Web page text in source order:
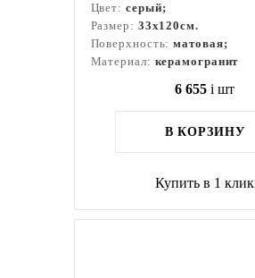
Цвет: серый;
Размер: 33x120см.
Поверхность:матовая;
Материал: керамогранит
6 655 i шт
В КОРЗИНУ
Купить в 1 клик